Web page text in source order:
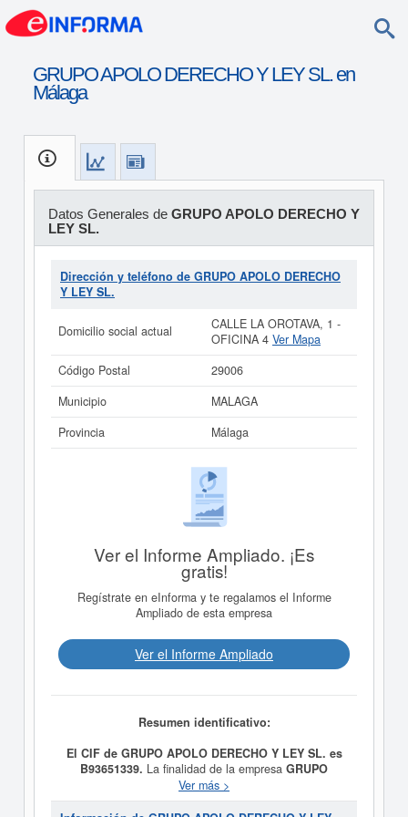
GRUPO APOLO DERECHO Y LEY SL. en
Málaga
Datos Generales de GRUPO APOLO DERECHO Y
LEY SL.
Dirección y teléfono de GRUPO APOLO DERECHO
Y LEY SL.
Domicilio social actual
CALLE LA OROTAVA, 1 -
OFICINA 4 Ver Mapa
Código Postal
29006
Municipio
MALAGA
Provincia
Málaga
Ver el Informe Ampliado. ¡Es
gratis!
Regístrate en eInforma y te regalamos el Informe
Ampliado de esta empresa
Ver el Informe Ampliado
Resumen identificativo:
El CIF de GRUPO APOLO DERECHO Y LEY SL. es
B93651339. La finalidad de la empresa GRUPO
APOLO DERECHO Y LEY SL.
jurídica, inmobiliaria, financiera, y su gestión y fue
Ver más >